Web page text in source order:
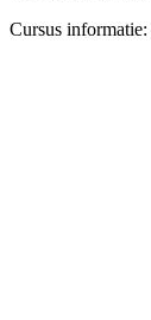
Cursus informatie: